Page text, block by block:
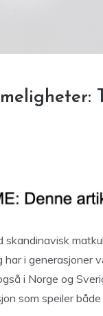
har i
i Norge og
som speiler